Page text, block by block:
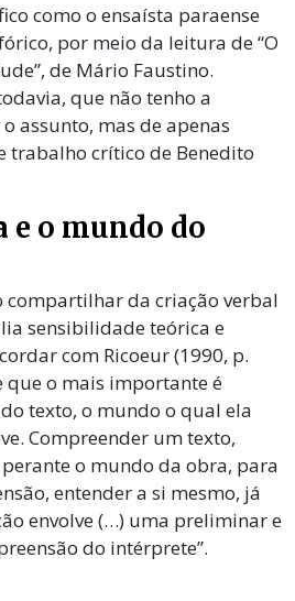
como o ensaísta paraense
por meio da leitura de “O
de Mário Faustino.
que não tenho a
assunto, mas de apenas
trabalho crítico de Benedito
e o mundo do
compartilhar da criação verbal
sensibilidade teórica e
com Ricoeur (1990, p.
que o mais importante é
texto, o mundo o qual ela
Compreender um texto,
o mundo da obra, para
entender a si mesmo, já
envolve (…) uma preliminar e
do intérprete”.